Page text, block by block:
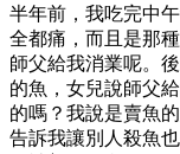
半年前，我吃完中
全都痛，而且是那
師父給我消業呢。
的魚，女兒說師父
的嗎？我說是賣魚
告訴我讓別人殺魚